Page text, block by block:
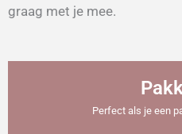
graag met je mee.
Perfect als je een